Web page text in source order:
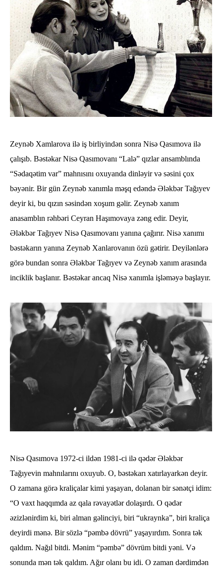
Zeynəb Xamlarova ilə iş birliyindən sonra Nisə Qasımova ilə
çalışıb. Bəstəkar Nisə Qasımovanı “Lalə” qızlar ansamblında
“Sədaqətim var” mahnısını oxuyanda dinləyir və səsini çox
bəyənir. Bir gün Zeynəb xanımla məşq edəndə Ələkbər Tağıyev
deyir ki, bu qızın səsindən xoşum gəlir. Zeynəb xanım
anasamblın rəhbəri Ceyran Haşımovaya zəng edir. Deyir,
Ələkbər Tağıyev Nisə Qasımovanı yanına çağırır. Nisə xanımı
bəstəkarın yanına Zeynəb Xanlarovanın özü gətirir. Deyilənlərə
görə bundan sonra Ələkbər Tağıyev və Zeynəb xanım arasında
inciklik başlanır. Bəstəkar ancaq Nisə xanımla işləməyə başlayır.
Nisə Qasımova 1972-ci ildən 1981-ci ilə qədər Ələkbər
Tağıyevin mahnılarını oxuyub. O, bəstəkarı xatırlayarkən deyir.
O zamana görə kraliçalar kimi yaşayan, dolanan bir sənətçi idim:
“O vaxt haqqımda az qala rəvayətlər dolaşırdı. O qədər
əzizlənirdim ki, biri alman gəlinciyi, biri “ukraynka”, biri kraliça
deyirdi mənə. Bir sözlə “pəmbə dövrü” yaşayırdım. Sonra tək
qaldım. Nağıl bitdi. Mənim “pəmbə” dövrüm bitdi yəni. Və
sonunda mən tək qaldım. Ağır olanı bu idi. O zaman dərdimdən